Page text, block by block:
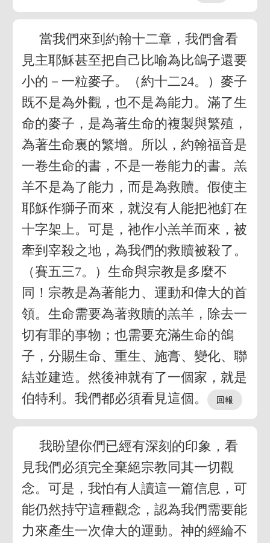
當我們來到約翰十二章，我們會看
見主耶穌甚至把自己比喻為比鴿子還要
小的－一粒麥子。（約十二24。）麥子
既不是為外觀，也不是為能力。滿了生
命的麥子，是為著生命的複製與繁殖，
為著生命裏的繁增。所以，約翰福音是
一卷生命的書，不是一卷能力的書。羔
羊不是為了能力，而是為救贖。假使主
耶穌作獅子而來，就沒有人能把祂釘在
十字架上。可是，祂作小羔羊而來，被
牽到宰殺之地，為我們的救贖被殺了。
（賽五三7。）生命與宗教是多麼不
同！宗教是為著能力、運動和偉大的首
領。生命需要為著救贖的羔羊，除去一
切有罪的事物；也需要充滿生命的鴿
子，分賜生命、重生、施膏、變化、聯
結並建造。然後神就有了一個家，就是
伯特利。我們都必須看見這個。
我盼望你們已經有深刻的印象，看
見我們必須完全棄絕宗教同其一切觀
念。可是，我怕有人讀這一篇信息，可
能仍然持守這種觀念，認為我們需要能
力來產生一次偉大的運動。神的經綸不